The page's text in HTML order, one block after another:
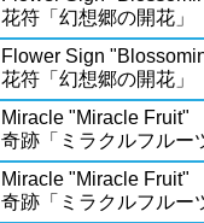
花符「幻想郷の開花」
Flower Sign
花符「幻想郷の開花」
Miracle "Miracle Fruit"
奇跡「ミラクルフルー
Miracle "Miracle Fruit"
奇跡「ミラクルフルー